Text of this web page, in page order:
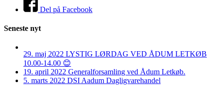
Del på Facebook
Seneste nyt
29. maj 2022 LYSTIG LØRDAG VED ÅDUM LETKØB
10.00-14.00 😊
19. april 2022 Generalforsamling ved Ådum Letkøb.
5. marts 2022 DSI Aadum Dagligvarehandel